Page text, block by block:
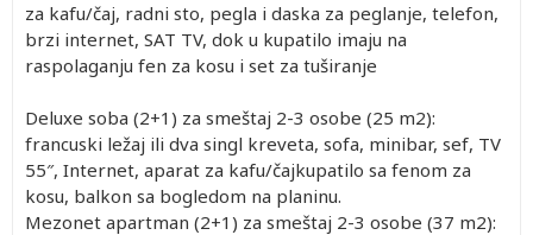
za kafu/čaj, radni sto, pegla i daska za peglanje, telefon,
brzi internet, SAT TV, dok u kupatilo imaju na
raspolaganju fen za kosu i set za tuširanje
Deluxe soba (2+1) za smeštaj 2-3 osobe (25 m2):
francuski ležaj ili dva singl kreveta, sofa, minibar, sef, TV
55″, Internet, aparat za kafu/čajkupatilo sa fenom za
kosu, balkon sa bogledom na planinu.
Mezonet apartman (2+1) za smeštaj 2-3 osobe (37 m2):